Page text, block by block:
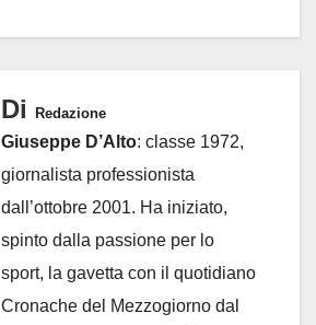
Di Redazione
Giuseppe D’Alto: classe 1972,
giornalista professionista
dall’ottobre 2001. Ha iniziato,
spinto dalla passione per lo
sport, la gavetta con il quotidiano
Cronache del Mezzogiorno dal